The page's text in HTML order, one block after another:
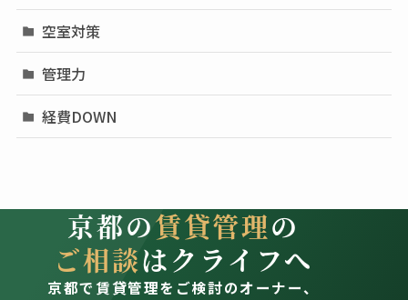
空室対策
管理力
経費DOWN
京都の賃貸管理の
ご相談はクライフへ
京都で賃貸管理をご検討のオーナー、